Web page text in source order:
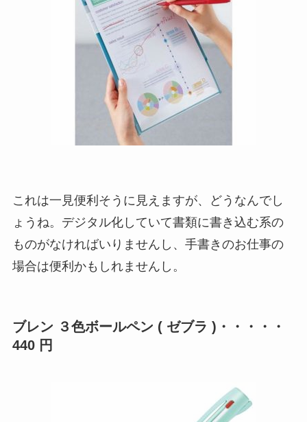
これは一見便利そうに見えますが、どうなんでし
ょうね。デジタル化していて書類に書き込む系の
ものがなければいりませんし、手書きのお仕事の
場合は便利かもしれませんし。
ブレン ３色ボールペン ( ゼブラ )・・・・・
440 円